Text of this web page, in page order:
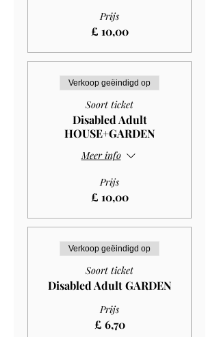
Prijs
£ 10,00
Verkoop geëindigd op
Soort ticket
Disabled Adult
HOUSE+GARDEN
Meer info
Prijs
£ 10,00
Verkoop geëindigd op
Soort ticket
Disabled Adult GARDEN
Prijs
£ 6,70